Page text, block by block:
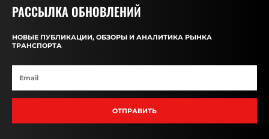
РАССЫЛКА ОБНОВЛЕНИЙ
НОВЫЕ ПУБЛИКАЦИИ, ОБЗОРЫ И АНАЛИТИКА РЫНКА
ТРАНСПОРТА
ОТПРАВИТЬ